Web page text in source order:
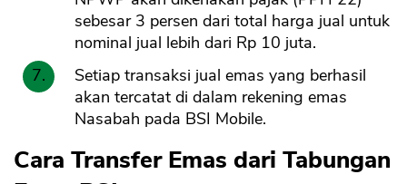
sebesar 3 persen dari total harga jual untuk
nominal jual lebih dari Rp 10 juta.
Setiap transaksi jual emas yang berhasil
akan tercatat di dalam rekening emas
Nasabah pada BSI Mobile.
Cara Transfer Emas dari Tabungan